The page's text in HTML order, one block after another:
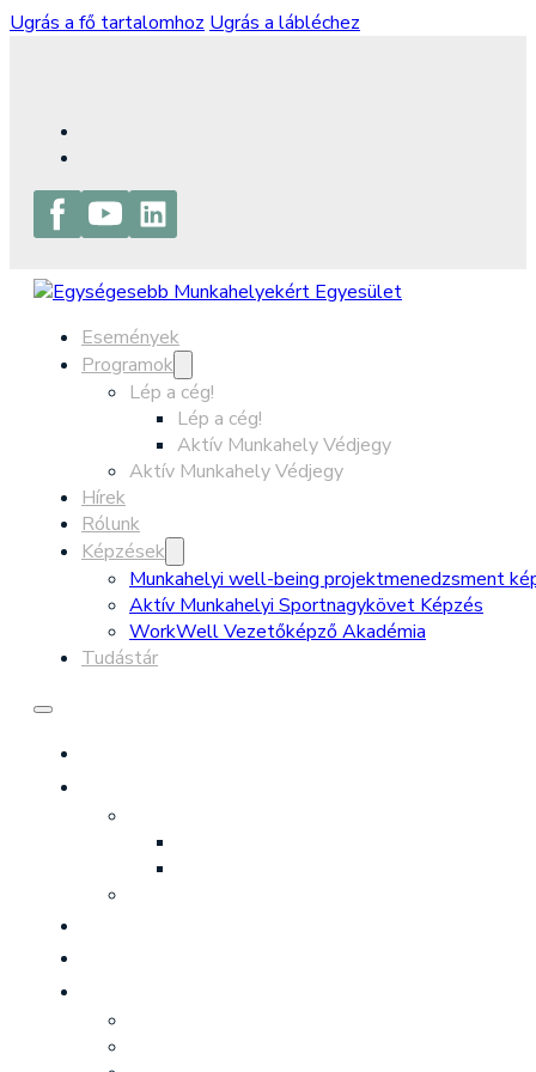
Ugrás a fő tartalomhoz Ugrás a lábléchez
Események
Programok
Lép a cég!
Lép a cég!
Aktív Munkahely Védjegy
Aktív Munkahely Védjegy
Hírek
Rólunk
Képzések
Munkahelyi well-being projektmenedzsment
Aktív Munkahelyi Sportnagykövet Képzés
WorkWell Vezetőképző Akadémia
Tudástár